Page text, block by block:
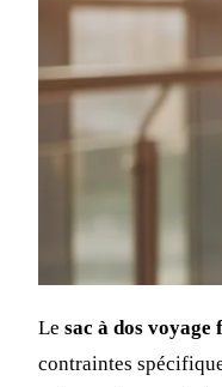
Le sac à dos voyage
contraintes